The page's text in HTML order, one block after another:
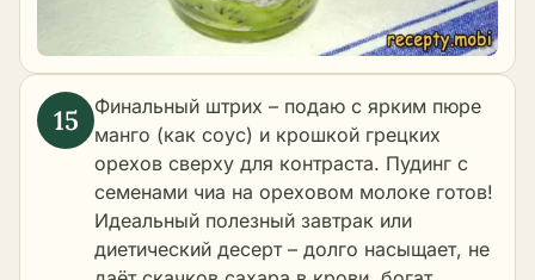
Финальный штрих – подаю с ярким пюре
манго (как соус) и крошкой грецких
орехов сверху для контраста. Пудинг с
семенами чиа на ореховом молоке готов!
Идеальный полезный завтрак или
диетический десерт – долго насыщает, не